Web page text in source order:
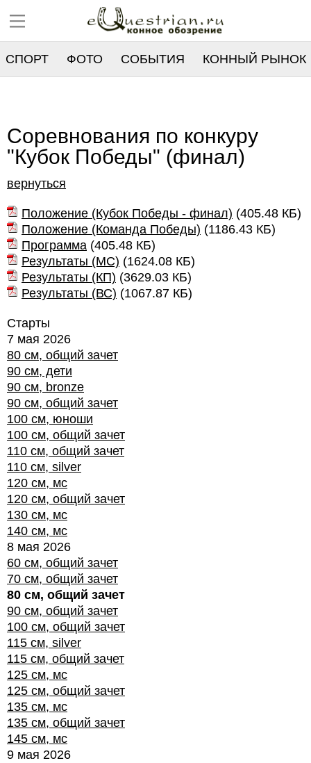
СПОРТ ФОТО СОБЫТИЯ КОННЫЙ РЫНОК
Соревнования по конкуру
"Кубок Победы" (финал)
вернуться
Положение (Кубок Победы - финал) (405.48 КБ)
Положение (Команда Победы) (1186.43 КБ)
Программа (405.48 КБ)
Результаты (МС) (1624.08 КБ)
Результаты (КП) (3629.03 КБ)
Результаты (ВС) (1067.87 КБ)
Старты
7 мая 2026
80 см, общий зачет
90 см, дети
90 см, bronze
90 см, общий зачет
100 см, юноши
100 см, общий зачет
110 см, общий зачет
110 см, silver
120 см, мс
120 см, общий зачет
130 см, мс
140 см, мс
8 мая 2026
60 см, общий зачет
70 см, общий зачет
80 см, общий зачет
90 см, общий зачет
100 см, общий зачет
115 см, silver
115 см, общий зачет
125 см, мс
125 см, общий зачет
135 см, мс
135 см, общий зачет
145 см, мс
9 мая 2026